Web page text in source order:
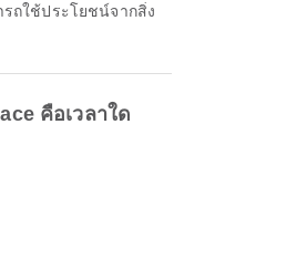
ถใช้ประโยชน์จากสิ่ง
คือเวลาใด